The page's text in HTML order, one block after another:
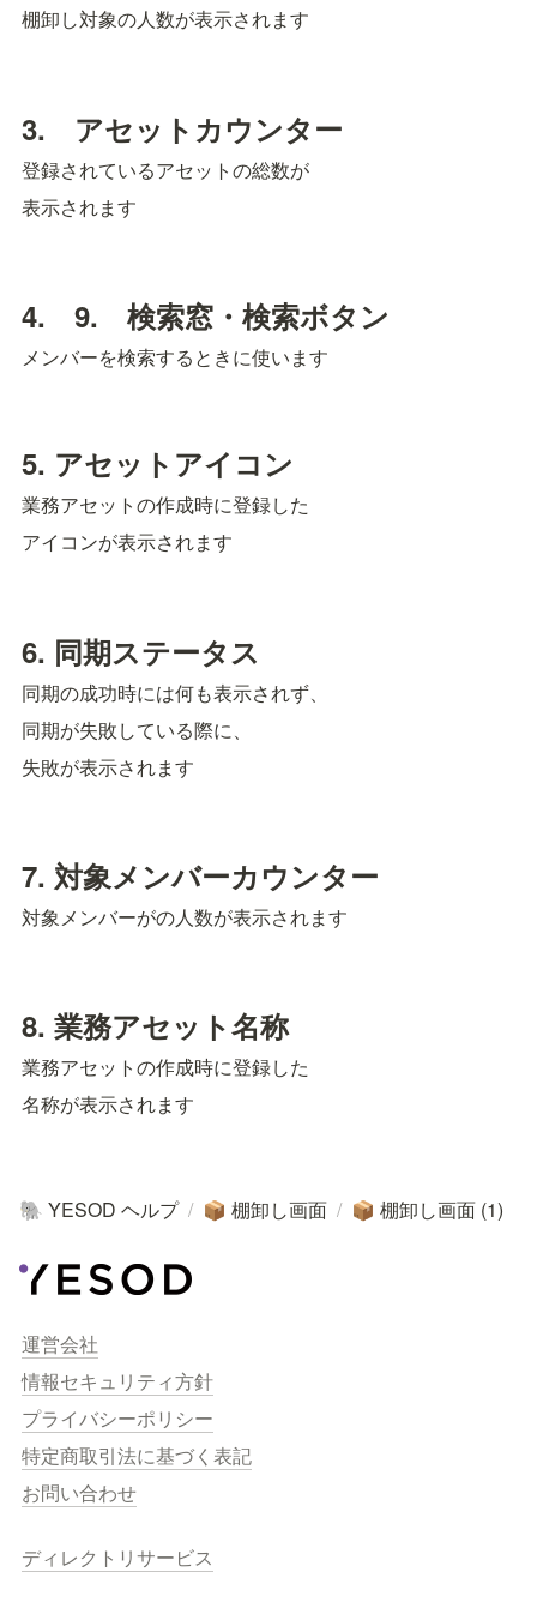
棚卸し対象の人数が表示されます
3.　アセットカウンター
登録されているアセットの総数が
表示されます
4.　9.　検索窓・検索ボタン
メンバーを検索するときに使います
5. アセットアイコン
業務アセットの作成時に登録した
アイコンが表示されます
6. 同期ステータス
同期の成功時には何も表示されず、
同期が失敗している際に、
失敗が表示されます
7. 対象メンバーカウンター
対象メンバーがの人数が表示されます
8. 業務アセット名称
業務アセットの作成時に登録した
名称が表示されます
🐘 YESOD ヘルプ / 📦 棚卸し画面 / 📦 棚卸し画面 (1)
運営会社
情報セキュリティ方針
プライバシーポリシー
特定商取引法に基づく表記
お問い合わせ
ディレクトリサービス